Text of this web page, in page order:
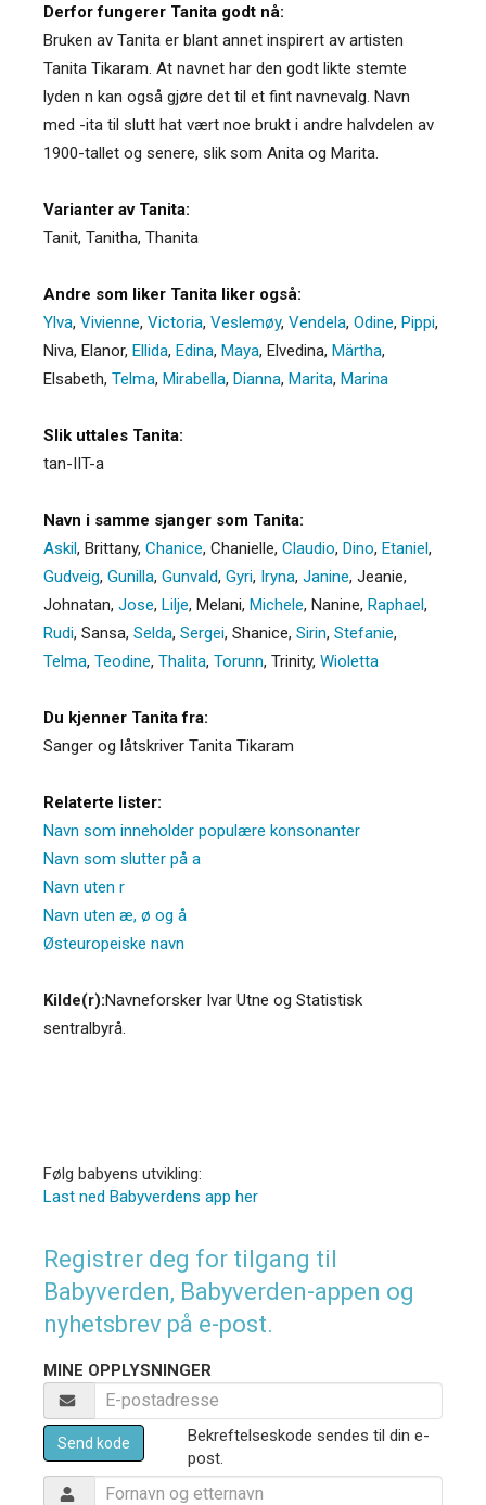
Derfor fungerer Tanita godt nå:
Bruken av Tanita er blant annet inspirert av artisten
Tanita Tikaram. At navnet har den godt likte stemte
lyden n kan også gjøre det til et fint navnevalg. Navn
med -ita til slutt hat vært noe brukt i andre halvdelen av
1900-tallet og senere, slik som Anita og Marita.
Varianter av Tanita:
Tanit, Tanitha, Thanita
Andre som liker Tanita liker også:
Ylva, Vivienne, Victoria, Veslemøy, Vendela, Odine, Pippi,
Niva, Elanor, Ellida, Edina, Maya, Elvedina, Märtha,
Elsabeth, Telma, Mirabella, Dianna, Marita, Marina
Slik uttales Tanita:
tan-IIT-a
Navn i samme sjanger som Tanita:
Askil, Brittany, Chanice, Chanielle, Claudio, Dino, Etaniel,
Gudveig, Gunilla, Gunvald, Gyri, Iryna, Janine, Jeanie,
Johnatan, Jose, Lilje, Melani, Michele, Nanine, Raphael,
Rudi, Sansa, Selda, Sergei, Shanice, Sirin, Stefanie,
Telma, Teodine, Thalita, Torunn, Trinity, Wioletta
Du kjenner Tanita fra:
Sanger og låtskriver Tanita Tikaram
Relaterte lister:
Navn som inneholder populære konsonanter
Navn som slutter på a
Navn uten r
Navn uten æ, ø og å
Østeuropeiske navn
Kilde(r):Navneforsker Ivar Utne og Statistisk
sentralbyrå.
Følg babyens utvikling:
Last ned Babyverdens app her
Registrer deg for tilgang til
Babyverden, Babyverden-appen og
nyhetsbrev på e-post.
MINE OPPLYSNINGER
Send kode
Bekreftelseskode sendes til din e-
post.